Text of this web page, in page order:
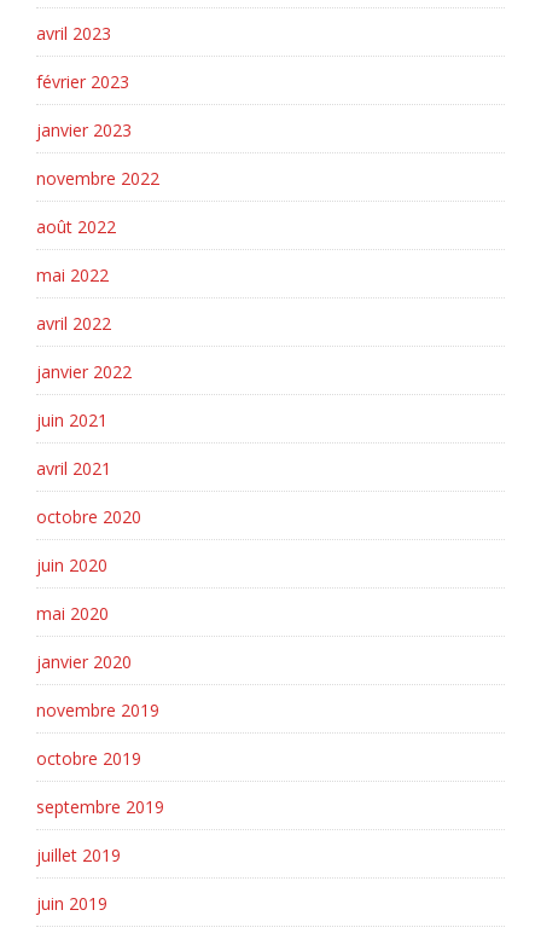
avril 2023
février 2023
janvier 2023
novembre 2022
août 2022
mai 2022
avril 2022
janvier 2022
juin 2021
avril 2021
octobre 2020
juin 2020
mai 2020
janvier 2020
novembre 2019
octobre 2019
septembre 2019
juillet 2019
juin 2019